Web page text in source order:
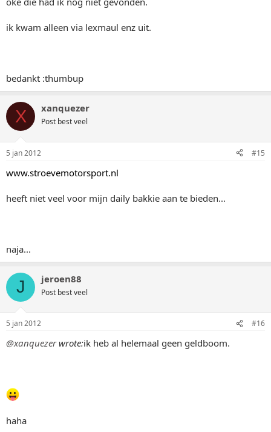
ik kwam alleen via lexmaul enz uit.
bedankt :thumbup
X xanquezer
Post best veel
5 jan 2012 #15
www.stroevemotorsport.nl
heeft niet veel voor mijn daily bakkie aan te bieden...
naja...
J jeroen88
Post best veel
5 jan 2012 #16
@xanquezerwrote:ik heb al helemaal geen geldboom.
haha